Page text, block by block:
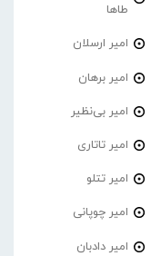
طاها
امیر ارسلان
امیر برهان
امیر بی‌نظیر
امیر تاتاری
امیر تتلو
امیر چوپانی
امیر دادبان